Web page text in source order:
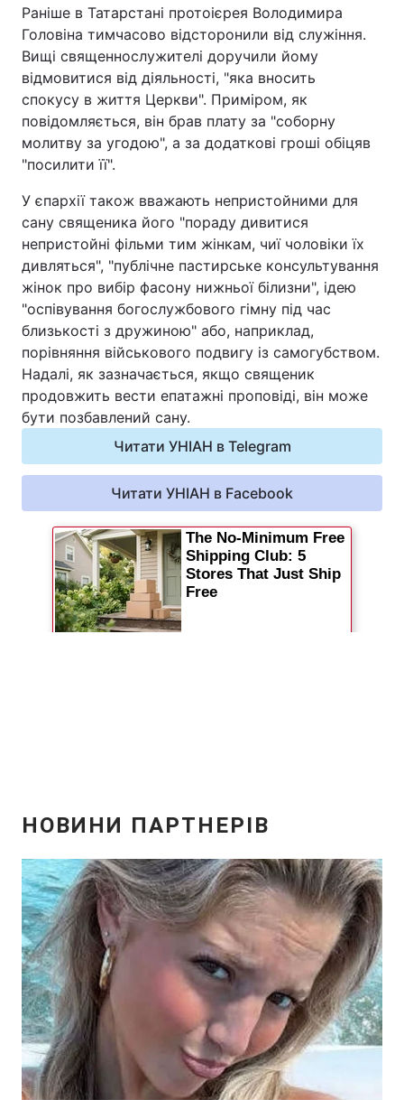
Раніше в Татарстані протоієрея Володимира
Головіна тимчасово відсторонили від служіння.
Вищі священнослужителі доручили йому
відмовитися від діяльності, "яка вносить
спокусу в життя Церкви". Приміром, як
повідомляється, він брав плату за "соборну
молитву за угодою", а за додаткові гроші обіцяв
"посилити її".
У єпархії також вважають непристойними для
сану священика його "пораду дивитися
непристойні фільми тим жінкам, чиї чоловіки їх
дивляться", "публічне пастирське консультування
жінок про вибір фасону нижньої білизни", ідею
"оспівування богослужбового гімну під час
близькості з дружиною" або, наприклад,
порівняння військового подвигу із самогубством.
Надалі, як зазначається, якщо священик
продовжить вести епатажні проповіді, він може
бути позбавлений сану.
Читати УНІАН в Telegram
Читати УНІАН в Facebook